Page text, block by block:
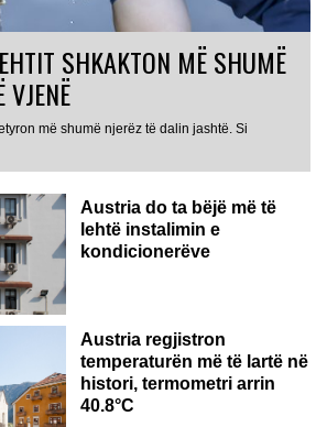
SHKAKTON MË SHUMË
VJENË
më shumë njerëz të dalin jashtë. Si
Austria do ta bëjë më të
lehtë instalimin e
kondicionerëve
Austria regjistron
temperaturën më të lartë në
histori, termometri arrin
40.8°C